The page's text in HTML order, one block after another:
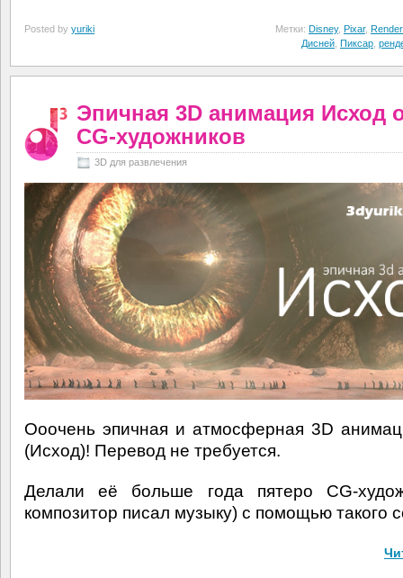
Posted by yuriki Метки: Disney, Pixar,
Дисней Пиксар
Эпичная 3D анимация Исход
CG-художников
3D для развлечения
Ооочень эпичная и атмосферная 3D
(Исход)! Перевод не требуется.
Делали её больше года пятеро CG-
композитор писал музыку) с помощью такого